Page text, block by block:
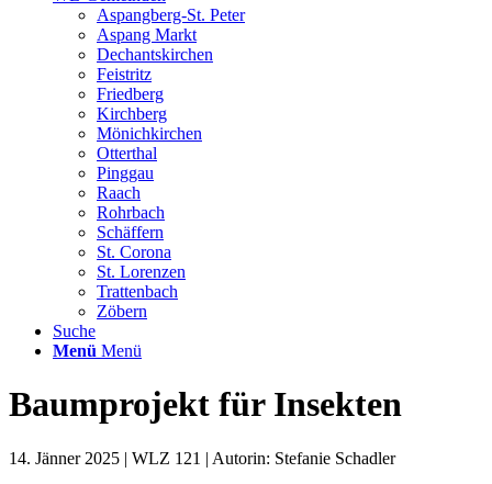
Aspangberg-St. Peter
Aspang Markt
Dechantskirchen
Feistritz
Friedberg
Kirchberg
Mönichkirchen
Otterthal
Pinggau
Raach
Rohrbach
Schäffern
St. Corona
St. Lorenzen
Trattenbach
Zöbern
Suche
Menü Menü
Baumprojekt für Insekten
14. Jänner 2025 | WLZ 121 | Autorin: Stefanie Schadler